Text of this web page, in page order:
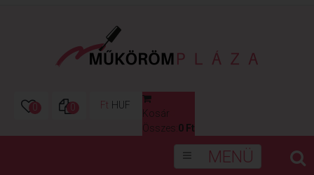
0 0 Ft HUF
Kosár
Összes: 0 Ft
MENÜ